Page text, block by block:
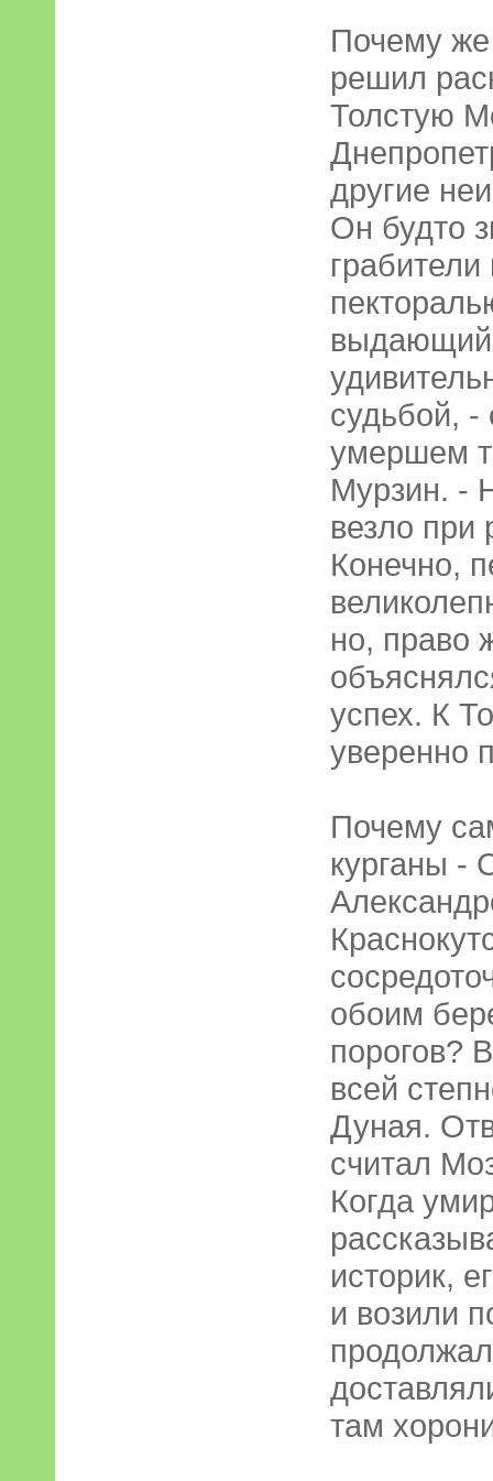
Почему
решил
Толстую
другие
Он будто
судьбой, -
умершем
Мурзин. -
везло при
Конечно,
но, право
успех. К
уверенно
Почему
курганы -
обоим
порогов?
всей
Дуная.
считал
Когда
историк,
и возили
там